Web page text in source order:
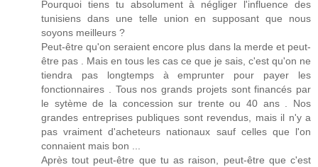
Pourquoi tiens tu absolument à négliger l'influence des
tunisiens dans une telle union en supposant que nous
soyons meilleurs ?
Peut-être qu'on seraient encore plus dans la merde et peut-
être pas . Mais en tous les cas ce que je sais, c'est qu'on ne
tiendra pas longtemps à emprunter pour payer les
fonctionnaires . Tous nos grands projets sont financés par
le sytème de la concession sur trente ou 40 ans . Nos
grandes entreprises publiques sont revendus, mais il n'y a
pas vraiment d'acheteurs nationaux sauf celles que l'on
connaient mais bon ...
Après tout peut-être que tu as raison, peut-être que c'est